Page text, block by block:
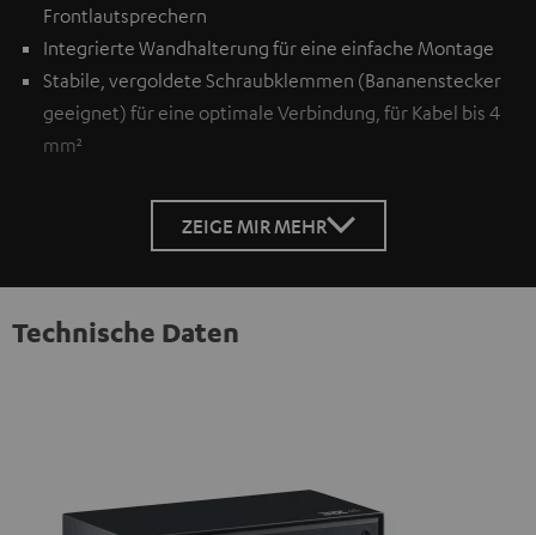
Frontlautsprechern
Integrierte Wandhalterung für eine einfache Montage
Stabile, vergoldete Schraubklemmen (Bananenstecker
geeignet) für eine optimale Verbindung, für Kabel bis 4
mm²
ZEIGE MIR MEHR
Technische Daten